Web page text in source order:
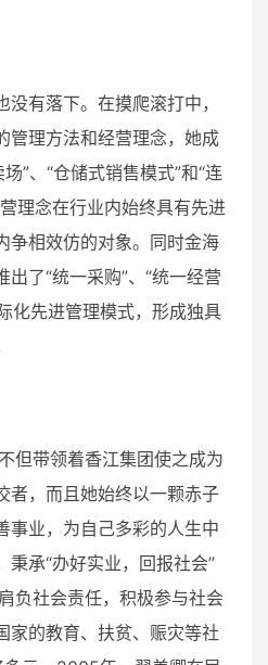
有落下。在摸爬滚打中，
管理方法和经营理念，她成
”、“仓储式销售模式”和“连
理念在行业内始终具有先进
争相效仿的对象。同时金海
了“统一采购”、“统一经营
化先进管理模式，形成独具
但带领着香江集团使之成为
者，而且她始终以一颗赤子
事业，为自己多彩的人生中
承“办好实业，回报社会”
负社会责任，积极参与社会
家的教育、扶贫、赈灾等社